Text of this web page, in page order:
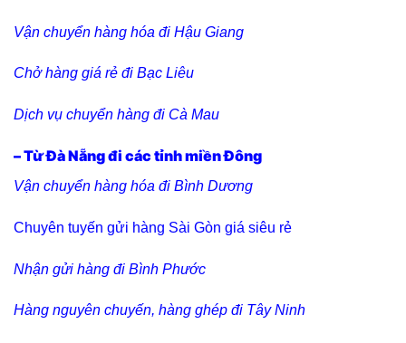
Vận chuyển hàng hóa đi Hậu Giang
Chở hàng giá rẻ đi Bạc Liêu
Dịch vụ chuyển hàng đi Cà Mau
– Từ Đà Nẵng đi các tỉnh miền Đông
Vận chuyển hàng hóa đi Bình Dương
Chuyên tuyến gửi hàng Sài Gòn giá siêu rẻ
Nhận gửi hàng đi Bình Phước
Hàng nguyên chuyến, hàng ghép đi Tây Ninh